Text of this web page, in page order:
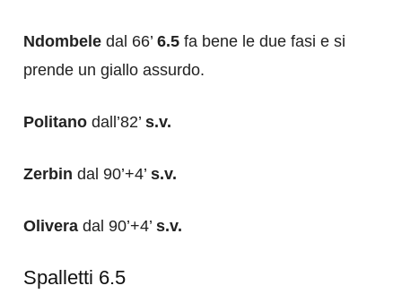
Ndombele dal 66’ 6.5 fa bene le due fasi e si
prende un giallo assurdo.
Politano dall’82’ s.v.
Zerbin dal 90’+4’ s.v.
Olivera dal 90’+4’ s.v.
Spalletti 6.5